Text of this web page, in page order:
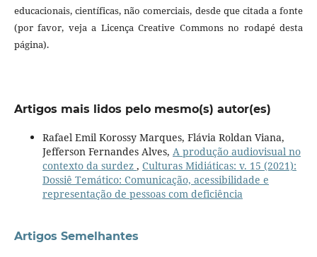
educacionais, científicas, não comerciais, desde que citada a fonte
(por favor, veja a Licença Creative Commons no rodapé desta
página).
Artigos mais lidos pelo mesmo(s) autor(es)
Rafael Emil Korossy Marques, Flávia Roldan Viana,
Jefferson Fernandes Alves, A produção audiovisual no
contexto da surdez , Culturas Midiáticas: v. 15 (2021):
Dossiê Temático: Comunicação, acessibilidade e
representação de pessoas com deficiência
Artigos Semelhantes